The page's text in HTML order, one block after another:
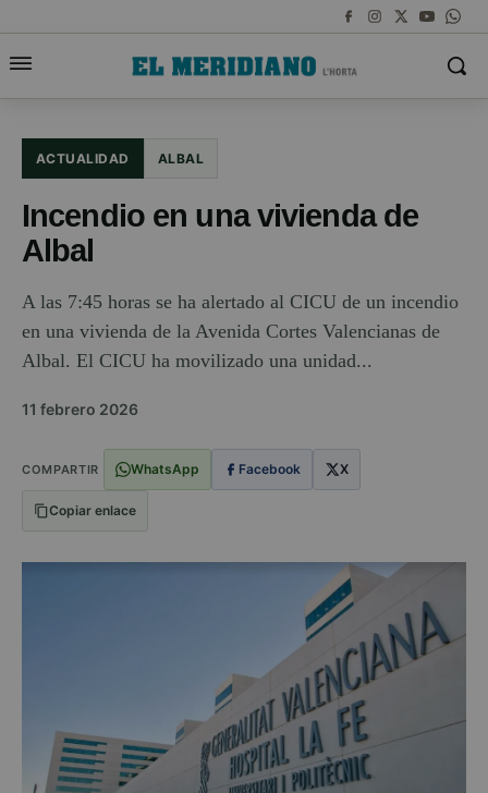
ACTUALIDAD ALBAL
Incendio en una vivienda de
Albal
A las 7:45 horas se ha alertado al CICU de un incendio
en una vivienda de la Avenida Cortes Valencianas de
Albal. El CICU ha movilizado una unidad...
11 febrero 2026
COMPARTIR WhatsApp Facebook X
Copiar enlace